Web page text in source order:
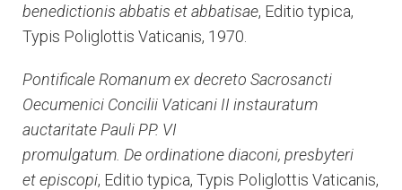
benedictionis abbatis et abbatisae, Editio typica,
Typis Poliglottis Vaticanis, 1970.
Pontificale Romanum ex decreto Sacrosancti
Oecumenici Concilii Vaticani II instauratum
auctaritate Pauli PP. VI
promulgatum. De ordinatione diaconi, presbyteri
et episcopi, Editio typica, Typis Poliglottis Vaticanis,